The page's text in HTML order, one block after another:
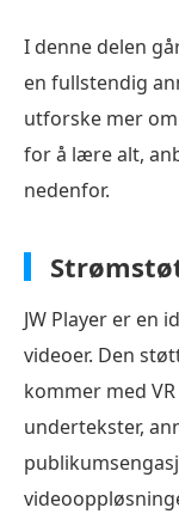
I denne delen
en fullstendig
utforske mer
for å lære alt,
nedenfor.
JW Player er en
videoer. Den
kommer med
undertekster,